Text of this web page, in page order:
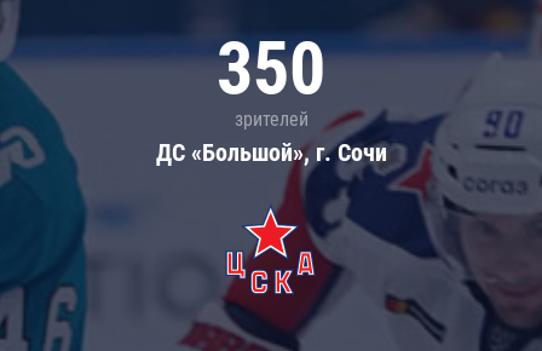
350
зрителей
ДС «Большой», г. Сочи